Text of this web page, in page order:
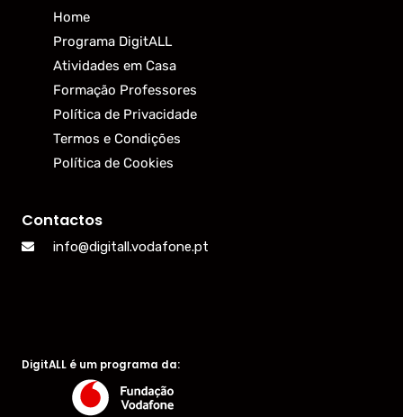
Home
Programa DigitALL
Atividades em Casa
Formação Professores
Política de Privacidade
Termos e Condições
Política de Cookies
Contactos
info@digitall.vodafone.pt
DigitALL é um programa da: